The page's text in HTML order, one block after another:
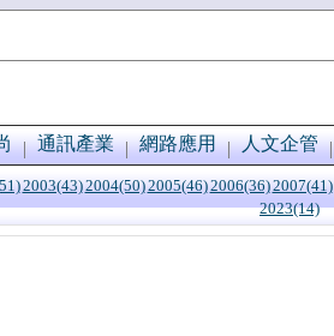
通訊產業 網路應用 人文企管
2003(43)2004(50)2005(46)2006(36)2007(41)
2023(14)